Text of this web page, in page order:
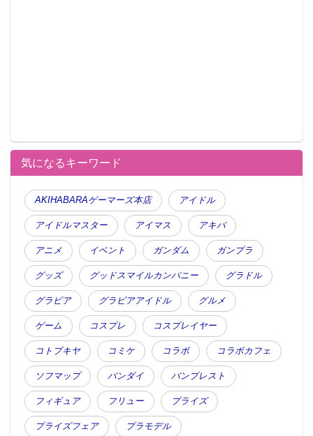
気になるキーワード
AKIHABARAゲーマーズ本店 アイドル
アイドルマスター アイマス アキバ
アニメ イベント ガンダム ガンプラ
グッズ グッドスマイルカンパニー グラドル
グラビア グラビアアイドル グルメ
ゲーム コスプレ コスプレイヤー
コトブキヤ コミケ コラボ コラボカフェ
ソフマップ バンダイ バンプレスト
フィギュア フリュー プライズ
プライズフェア プラモデル